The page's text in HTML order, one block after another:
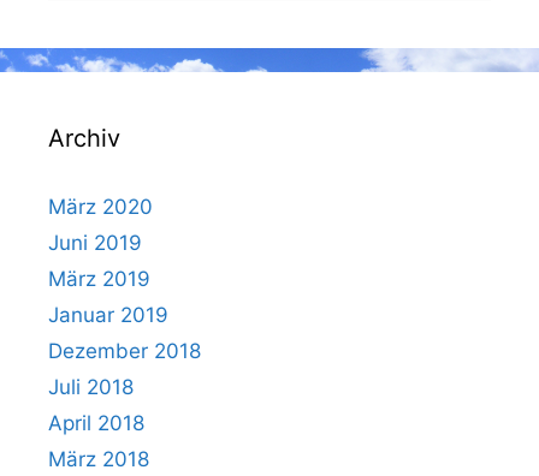
Archiv
März 2020
Juni 2019
März 2019
Januar 2019
Dezember 2018
Juli 2018
April 2018
März 2018